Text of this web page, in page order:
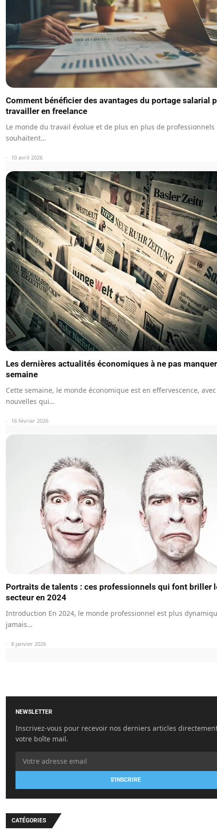
Comment bénéficier des avantages du portage salarial
travailler en freelance
Le monde du travail évolue et de plus en plus de professionnels
souhaitent…
10 avril 2026
Les dernières actualités économiques à ne pas
semaine
Cette semaine, le monde économique est en effervescence,
nouvelles qui…
16 février 2026
Portraits de talents : ces professionnels qui font briller
secteur en 2024
Introduction En 2024, le monde professionnel est plus
jamais…
8 janvier 2026
NEWSLETTER
Inscrivez-vous pour recevoir nos derniers articles
votre boîte mail.
S'INSCRIRE
CATÉGORIES